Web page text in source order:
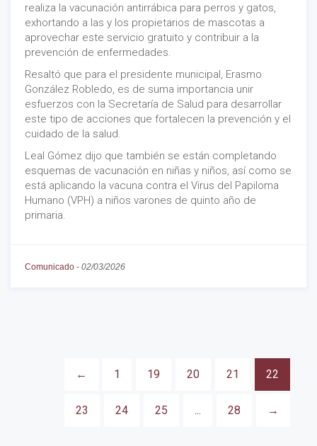
realiza la vacunación antirrábica para perros y gatos,
exhortando a las y los propietarios de mascotas a
aprovechar este servicio gratuito y contribuir a la
prevención de enfermedades.
Resaltó que para el presidente municipal, Erasmo
González Robledo, es de suma importancia unir
esfuerzos con la Secretaría de Salud para desarrollar
este tipo de acciones que fortalecen la prevención y el
cuidado de la salud.
Leal Gómez dijo que también se están completando
esquemas de vacunación en niñas y niños, así como se
está aplicando la vacuna contra el Virus del Papiloma
Humano (VPH) a niños varones de quinto año de
primaria.
Comunicado - 02/03/2026
← 1 19 20 21 22
23 24 25 ... 28 →